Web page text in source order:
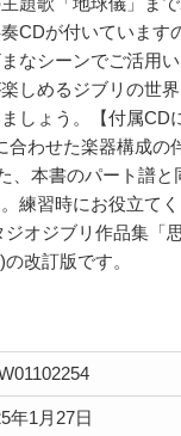
CDが付いています
なシーンでご活用
しめるジブリの世
しょう。【付属CD
合わせた楽器構成の
、本書のパート譜と
練習時にお役立て
オジブリ作品集「
改訂版です。
年1月27日